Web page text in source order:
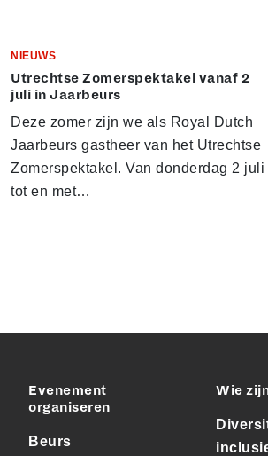
NIEUWS
Utrechtse Zomerspektakel vanaf 2
juli in Jaarbeurs
Deze zomer zijn we als Royal Dutch
Jaarbeurs gastheer van het Utrechtse
Zomerspektakel. Van donderdag 2 juli
tot en met…
Evenement
organiseren
Beurs
Wie